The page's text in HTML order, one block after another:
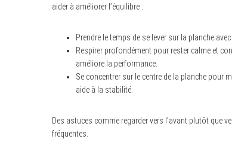
aider à améliorer l’équilibre :
Prendre le temps de se lever sur la planche
Respirer profondément pour rester calme et
améliore la performance.
Se concentrer sur le centre de la planche pour
aide à la stabilité.
Des astuces comme regarder vers l’avant plutôt que
fréquentes.